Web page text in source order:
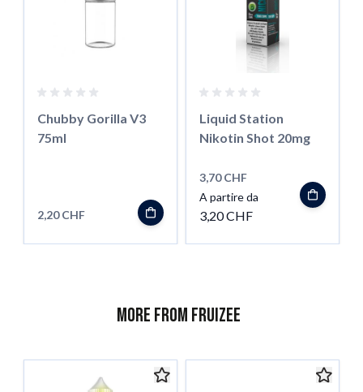
Chubby Gorilla V3
75ml
2,20 CHF
Liquid Station
Nikotin Shot 20mg
3,70 CHF
A partire da
3,20 CHF
More from Fruizee